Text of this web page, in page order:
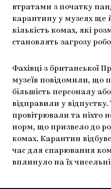
КНИЖКИ
ЯК ПІДТРИМУВАТИ
втратами з початку
карантину у музеях ще
кількість комах, які
становлять загрозу
Фахівці з британської
музеїв повідомили, що
більшість персоналу
відправили у
провітрювали та ніхто
норм, що призвело до
комах. Карантин
час для спарювання
вплинуло на їх